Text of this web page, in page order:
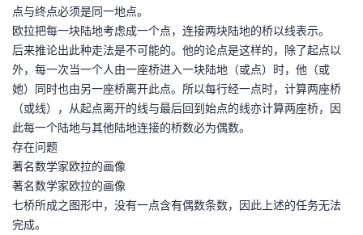
点与终点必须是同一地点。
欧拉把每一块陆地考虑成一个点，连接两块陆地的桥以线表示。
后来推论出此种走法是不可能的。他的论点是这样的，除了起点以
外，每一次当一个人由一座桥进入一块陆地（或点）时，他（或
她）同时也由另一座桥离开此点。所以每行经一点时，计算两座桥
（或线），从起点离开的线与最后回到始点的线亦计算两座桥，因
此每一个陆地与其他陆地连接的桥数必为偶数。
存在问题
著名数学家欧拉的画像
著名数学家欧拉的画像
七桥所成之图形中，没有一点含有偶数条数，因此上述的任务无法
完成。